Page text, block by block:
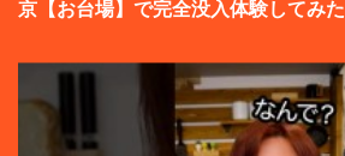
京【お台場】で完全没入体験してみた